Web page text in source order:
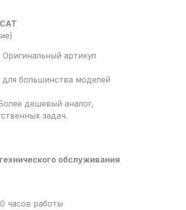
артикул
большинства моделей
дешевый аналог,
задач.
обслуживания
часов работы